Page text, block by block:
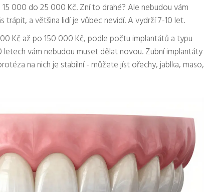
000 do 25 000 Kč. Zní to drahé? Ale nebudou vám
a většina lidí je vůbec nevidí. A vydrží 7-10 let.
Kč až po 150 000 Kč, podle počtu implantátů a typu
vám nebudou muset dělat novou. Zubní implantáty
na nich je stabilní - můžete jíst ořechy, jablka, maso,